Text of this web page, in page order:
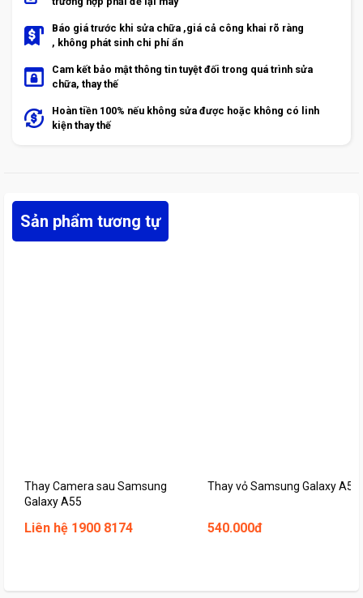
Báo giá trước khi sửa chữa ,giá cả công khai rõ ràng
, không phát sinh chi phí ẩn
Cam kết bảo mật thông tin tuyệt đối trong quá trình sửa
chữa, thay thế
Hoàn tiền 100% nếu không sửa được hoặc không có linh
kiện thay thế
Sản phẩm tương tự
Thay Camera sau Samsung
Galaxy A55
Liên hệ 1900 8174
Thay vỏ Samsung Galaxy A55
540.000đ